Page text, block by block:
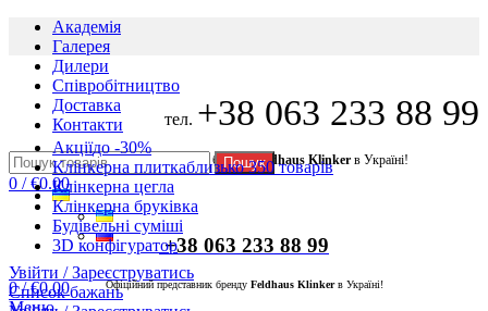
Академія
Галерея
Дилери
Cпівробітництво
Доставка
Контакти
Офіційний представник брендуFeldhaus Klinkerв Україні!
Увійти / Зареєструватись
Список бажань
тел. +38 063 233 88 99
Пошук
0 / €0.00
+38 063 233 88 99
0/ €0.00
Меню
Акціїдо -30%
Клінкерна плиткаблизько 350 товарів
Клінкерна цегла
Клінкерна бруківка
Будівельні суміші
3D конфігуратор
Офіційний представник бренду Feldhaus Klinkerв Україні!